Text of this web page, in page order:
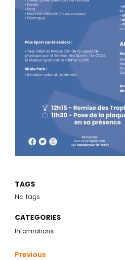
TAGS
No tags
CATEGORIES
Informations
Previous